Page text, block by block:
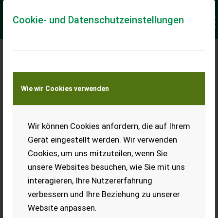
Cookie- und Datenschutzeinstellungen
Wie wir Cookies verwenden
Wir können Cookies anfordern, die auf Ihrem
Gerät eingestellt werden. Wir verwenden
Cookies, um uns mitzuteilen, wenn Sie
unsere Websites besuchen, wie Sie mit uns
interagieren, Ihre Nutzererfahrung
verbessern und Ihre Beziehung zu unserer
Website anpassen.
Meine Transportkostenanfrage
Transport von Land- und Baumaschinen –
KEINE Tiertransporte
Ladeort
Ort